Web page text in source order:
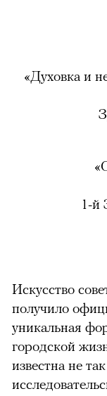
«Духовка и
1-й
Искусство
получило
уникальная
городской
известна не